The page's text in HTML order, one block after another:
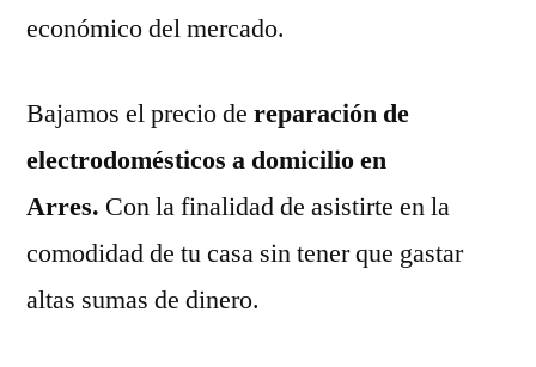
económico del mercado.
Bajamos el precio de reparación de
electrodomésticos a domicilio en
Arres. Con la finalidad de asistirte en la
comodidad de tu casa sin tener que gastar
altas sumas de dinero.